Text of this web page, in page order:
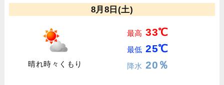
8月8日(土)
晴れ時々くもり
最高 33℃
最低 25℃
降水 20％